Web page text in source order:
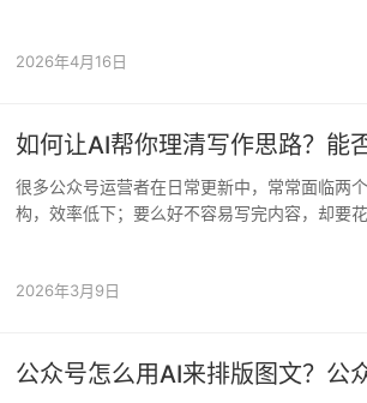
2026年4月16日
如何让AI帮你理清写作思路？能
很多公众号运营者在日常更新中，常常面临两
构，效率低下；要么好不容易写完内容，却要
2026年3月9日
公众号怎么用AI来排版图文？公